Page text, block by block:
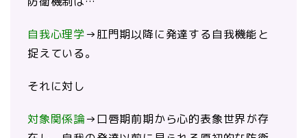
自我心理学→肛門期以降に発達する自我機能と
捉えている。
それに対し
対象関係論→口唇期前期から心的表象世界が存